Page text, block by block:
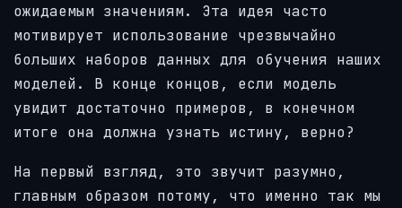
ожидаемым значениям. Эта идея часто
мотивирует использование чрезвычайно
больших наборов данных для обучения наших
моделей. В конце концов, если модель
увидит достаточно примеров, в конечном
итоге она должна узнать истину, верно?
На первый взгляд, это звучит разумно,
главным образом потому, что именно так мы